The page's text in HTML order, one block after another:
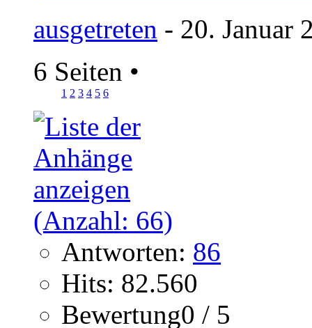
ausgetreten - 20. Januar
6 Seiten •
1 2 3 4 5 6
Antworten: 86
Hits: 82.560
Bewertung0 / 5